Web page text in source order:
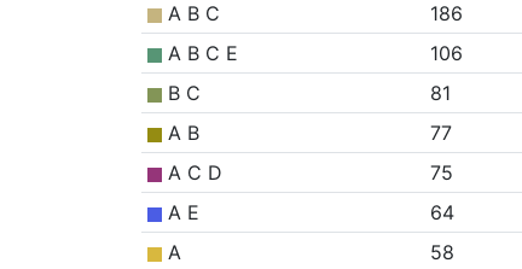
A B C
186
A B C E
106
B C
81
A B
77
A C D
75
A E
64
A
58